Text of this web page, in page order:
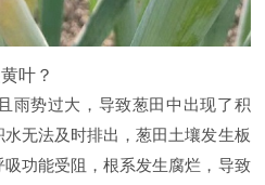
叶？
雨势过大，导致葱田中出现了积
无法及时排出，葱田土壤发生板
功能受阻，根系发生腐烂，导致